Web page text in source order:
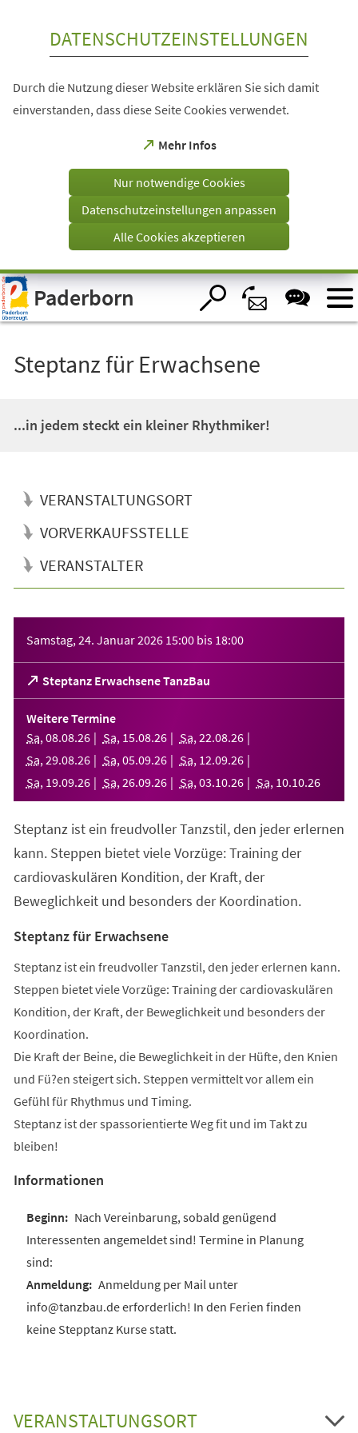
Visuelle
Assistenzsoftware
öffnen.
DATENSCHUTZEINSTELLUNGEN
Durch die Nutzung dieser Website erklären Sie sich damit
einverstanden, dass diese Seite Cookies verwendet.
Mehr Infos
(Öffnet
einem
Tab)
Nur notwendige Cookies
Datenschutzeinstellungen anpassen
Alle Cookies akzeptieren
Paderborn
Steptanz für Erwachsene
...in jedem steckt ein kleiner Rhythmiker!
VERANSTALTUNGSORT
VORVERKAUFSSTELLE
VERANSTALTER
Samstag, 24. Januar 2026 15:00 bis 18:00
Steptanz Erwachsene TanzBau
(Öffnet
in
einem
neuen
Tab)
Weitere Termine
Sa, 08.08.26 Sa, 15.08.26 Sa, 22.08.26
Sa, 29.08.26 Sa, 05.09.26 Sa, 12.09.26
Sa, 19.09.26 Sa, 26.09.26 Sa, 03.10.26 Sa, 10.10.26
Steptanz ist ein freudvoller Tanzstil, den jeder erlernen
kann. Steppen bietet viele Vorzüge: Training der
cardiovaskulären Kondition, der Kraft, der
Beweglichkeit und besonders der Koordination.
Steptanz für Erwachsene
Steptanz ist ein freudvoller Tanzstil, den jeder erlernen kann.
Steppen bietet viele Vorzüge: Training der cardiovaskulären
Kondition, der Kraft, der Beweglichkeit und besonders der
Koordination.
Die Kraft der Beine, die Beweglichkeit in der Hüfte, den Knien
und Fü?en steigert sich. Steppen vermittelt vor allem ein
Gefühl für Rhythmus und Timing.
Steptanz ist der spassorientierte Weg fit und im Takt zu
bleiben!
Informationen
Nach Vereinbarung, sobald genügend
Interessenten angemeldet sind! Termine in Planung
sind:
Anmeldung per Mail unter
info@tanzbau.de erforderlich! In den Ferien finden
keine Stepptanz Kurse statt.
VERANSTALTUNGSORT